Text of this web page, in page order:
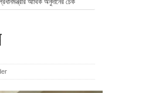
আর্থিক অনুদানের চেক